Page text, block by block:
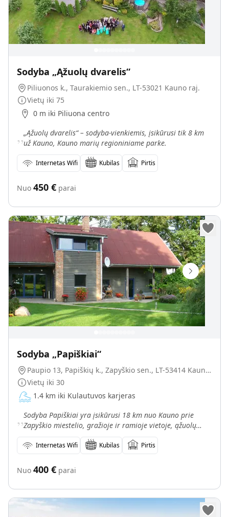
Sodyba „Ąžuolų dvarelis“
Piliuonos k., Taurakiemio sen., LT-53021 Kauno raj.
Vietų iki 75
0 m iki Piliuona centro
„„Ąžuolų dvarelis“ – sodyba-vienkiemis, įsikūrusi tik 8 km
už Kauno, Kauno marių regioniniame parke.
Internetas Wifi Kubilas Pirtis
Nuo 450 € parai
Sodyba „Papiškiai“
Paupio 13, Papiškių k., Zapyškio sen., LT-53414 Kauno r.
Vietų iki 30
1.4 km iki Kulautuvos karjeras
„Sodyba Papiškiai yra įsikūrusi 18 km nuo Kauno prie
Zapyškio miestelio, gražioje ir ramioje vietoje, ąžuolų
apsuptyje, netoli miško. Kaimo turizmo sodyba tinka
Internetas Wifi Kubilas Pirtis
Nuo 400 € parai